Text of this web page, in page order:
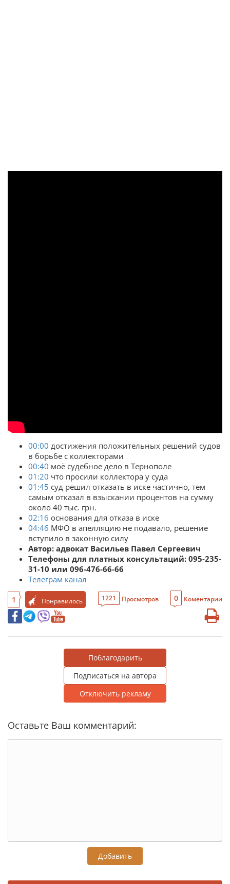
00:00 достижения положительных решений судов
в борьбе с коллекторами
00:40 моё судебное дело в Тернополе
01:20 что просили коллектора у суда
01:45 суд решил отказать в иске частично, тем
самым отказал в взыскании процентов на сумму
около 40 тыс. грн.
02:16 основания для отказа в иске
04:46 МФО в апелляцию не подавало, решение
вступило в законную силу
Автор: адвокат Васильев Павел Сергеевич
Телефоны для платных консультаций: 095-235-
31-10 или 096-476-66-66
Телеграм канал
1 Понравилось 1221 Просмотров 0 Коментарии
Поблагодарить
Подписаться на автора
Отключить рекламу
Оставьте Ваш комментарий:
Добавить